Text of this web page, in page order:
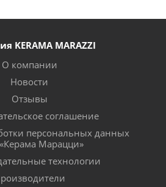
KERAMA MARAZZI
О компании
Новости
Отзывы
соглашение
персональных данных
Марацци»
технологии